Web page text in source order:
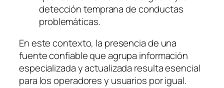
detección temprana de conductas
problemáticas.
En este contexto, la presencia de una
fuente confiable que agrupa información
especializada y actualizada resulta esencial
para los operadores y usuarios por igual.